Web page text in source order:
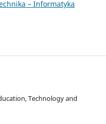
– Informatyka
Technology and